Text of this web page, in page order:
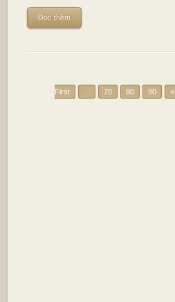
Đọc thêm
First
70 80 90 «